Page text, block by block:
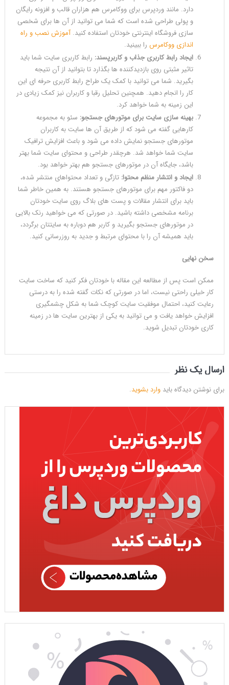
دارد. مانند وردپرس برای ووکامرس هم هزاران قالب و افزونه رایگان
و پولی طراحی شده است که شما می توانید از آن ها برای شخصی
سازی فروشگاه اینترنتی خودتان استفاده کنید.آموزش نصب و راه
اندازی ووکامرسرا ببینید.
ایجاد رابط کاربری جذاب و کاربرپسند: رابط کاربری سایت شما باید
تاثیر مثبتی روی بازدیدکننده ها بگذارد تا بتوانید از آن نتیجه
بگیرید. شما می توانید با کمک یک طراح رابط کاربری حرفه‎ ای این
کار را انجام دهید. همچنین تحلیل رقبا و کاربران نیز کمک زیادی در
این زمینه به شما خواهد کرد.
بهینه سازی سایت برای موتورهای جستجو: سئو به مجموعه
کارهایی گفته می شود که از طریق آن ها سایت به کاربران
موتورهای جستجو نمایش داده می شود و باعث افزایش ترافیک
سایت شما خواهد شد. هرچقدر طراحی و محتوای سایت شما بهتر
باشد، جایگاه آن در موتورهای جستجو هم بهتر خواهد بود.
ایجاد و انتشار منظم محتوا: تازگی و تعداد محتواهای منتشر شده،
دو فاکتور مهم برای موتورهای جستجو هستند. به همین خاطر شما
باید برای انتشار مقالات و پست های بلاگ روی سایت خودتان
برنامه مشخصی داشته باشید. در صورتی که می خواهید رنک بالایی
در موتورهای جستجو بگیرید و کاربر هم دوباره به سایتتان برگردد،
باید همیشه آن را با محتوای مرتبط و جدید به روزرسانی کنید.
سخن نهایی
ممکن است پس از مطالعه این مقاله با خودتان فکر کنید که ساخت سایت
کار خیلی راحتی نیست، اما در صورتی که نکات گفته شده را به درستی
رعایت کنید، احتمال موفقیت سایت کوچک شما به شکل چشمگیری
افزایش خواهد یافت و می توانید به یکی از بهترین سایت ها در زمینه
کاری خودتان تبدیل شوید.
ارسال یک نظر
برای نوشتن دیدگاه باید وارد بشوید.